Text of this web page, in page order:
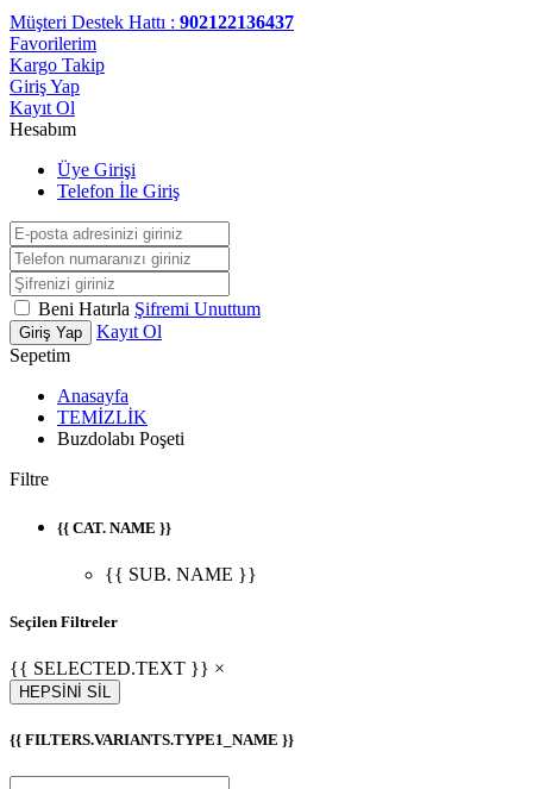
Müşteri Destek Hattı : 902122136437
Favorilerim
Kargo Takip
Giriş Yap
Kayıt Ol
Hesabım
Üye Girişi
Telefon İle Giriş
Beni Hatırla Şifremi Unuttum
Giriş Yap
Kayıt Ol
Sepetim
Anasayfa
TEMİZLİK
Buzdolabı Poşeti
Filtre
{{ CAT. NAME }}
{{ SUB. NAME }}
Seçilen Filtreler
{{ SELECTED.TEXT }} ×
HEPSİNİ SİL
{{ FILTERS.VARIANTS.TYPE1_NAME }}